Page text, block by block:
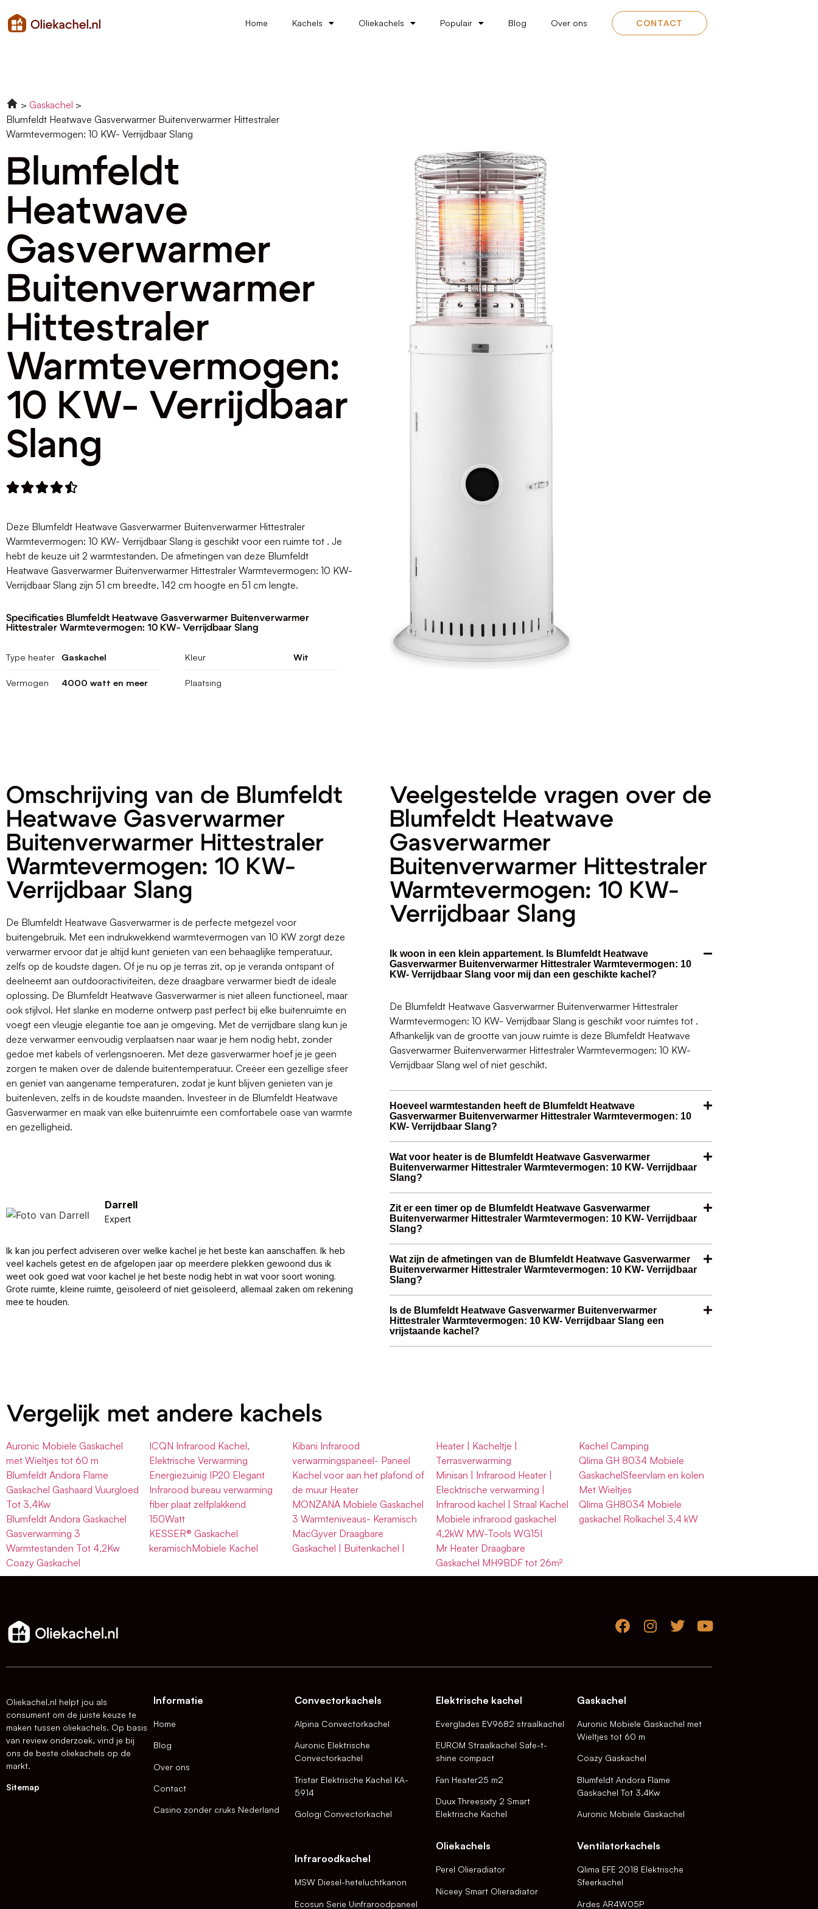
Home Kachels Oliekachels Populair Blog Over ons CONTACT
Gaskachel
Blumfeldt Heatwave Gasverwarmer Buitenverwarmer Hittestraler
Warmtevermogen: 10 KW- Verrijdbaar Slang
Blumfeldt
Heatwave
Gasverwarmer
Buitenverwarmer
Hittestraler
Warmtevermogen:
10 KW- Verrijdbaar
Slang

Deze Blumfeldt Heatwave Gasverwarmer Buitenverwarmer Hittestraler
Warmtevermogen: 10 KW- Verrijdbaar Slang is geschikt voor een ruimte tot . Je
hebt de keuze uit 2 warmtestanden. De afmetingen van deze Blumfeldt
Heatwave Gasverwarmer Buitenverwarmer Hittestraler Warmtevermogen: 10 KW-
Verrijdbaar Slang zijn 51 cm breedte, 142 cm hoogte en 51 cm lengte.
Specificaties Blumfeldt Heatwave Gasverwarmer Buitenverwarmer
Hittestraler Warmtevermogen: 10 KW- Verrijdbaar Slang
Type heater Gaskachel
Vermogen 4000 watt en meer
Kleur Wit
Plaatsing
Omschrijving van de Blumfeldt
Heatwave Gasverwarmer
Buitenverwarmer Hittestraler
Warmtevermogen: 10 KW-
Verrijdbaar Slang
De Blumfeldt Heatwave Gasverwarmer is de perfecte metgezel voor
buitengebruik. Met een indrukwekkend warmtevermogen van 10 KW zorgt deze
verwarmer ervoor dat je altijd kunt genieten van een behaaglijke temperatuur,
zelfs op de koudste dagen. Of je nu op je terras zit, op je veranda ontspant of
deelneemt aan outdooractiviteiten, deze draagbare verwarmer biedt de ideale
oplossing. De Blumfeldt Heatwave Gasverwarmer is niet alleen functioneel, maar
ook stijlvol. Het slanke en moderne ontwerp past perfect bij elke buitenruimte en
voegt een vleugje elegantie toe aan je omgeving. Met de verrijdbare slang kun je
deze verwarmer eenvoudig verplaatsen naar waar je hem nodig hebt, zonder
gedoe met kabels of verlengsnoeren. Met deze gasverwarmer hoef je je geen
zorgen te maken over de dalende buitentemperatuur. Creëer een gezellige sfeer
en geniet van aangename temperaturen, zodat je kunt blijven genieten van je
buitenleven, zelfs in de koudste maanden. Investeer in de Blumfeldt Heatwave
Gasverwarmer en maak van elke buitenruimte een comfortabele oase van warmte
en gezelligheid.
Darrell
Expert
Ik kan jou perfect adviseren over welke kachel je het beste kan aanschaffen. Ik heb
veel kachels getest en de afgelopen jaar op meerdere plekken gewoond dus ik
weet ook goed wat voor kachel je het beste nodig hebt in wat voor soort woning.
Grote ruimte, kleine ruimte, geïsoleerd of niet geïsoleerd, allemaal zaken om rekening
mee te houden.
Veelgestelde vragen over de
Blumfeldt Heatwave
Gasverwarmer
Buitenverwarmer Hittestraler
Warmtevermogen: 10 KW-
Verrijdbaar Slang
Ik woon in een klein appartement. Is Blumfeldt Heatwave
Gasverwarmer Buitenverwarmer Hittestraler Warmtevermogen: 10
KW- Verrijdbaar Slang voor mij dan een geschikte kachel?
De Blumfeldt Heatwave Gasverwarmer Buitenverwarmer Hittestraler
Warmtevermogen: 10 KW- Verrijdbaar Slang is geschikt voor ruimtes tot .
Afhankelijk van de grootte van jouw ruimte is deze Blumfeldt Heatwave
Gasverwarmer Buitenverwarmer Hittestraler Warmtevermogen: 10 KW-
Verrijdbaar Slang wel of niet geschikt.
Hoeveel warmtestanden heeft de Blumfeldt Heatwave
Gasverwarmer Buitenverwarmer Hittestraler Warmtevermogen: 10
KW- Verrijdbaar Slang?
Wat voor heater is de Blumfeldt Heatwave Gasverwarmer
Buitenverwarmer Hittestraler Warmtevermogen: 10 KW- Verrijdbaar
Slang?
Zit er een timer op de Blumfeldt Heatwave Gasverwarmer
Buitenverwarmer Hittestraler Warmtevermogen: 10 KW- Verrijdbaar
Slang?
Wat zijn de afmetingen van de Blumfeldt Heatwave Gasverwarmer
Buitenverwarmer Hittestraler Warmtevermogen: 10 KW- Verrijdbaar
Slang?
Is de Blumfeldt Heatwave Gasverwarmer Buitenverwarmer
Hittestraler Warmtevermogen: 10 KW- Verrijdbaar Slang een
vrijstaande kachel?
Vergelijk met andere kachels
Auronic Mobiele Gaskachel
met Wieltjes tot 60 m
Blumfeldt Andora Flame
Gaskachel Gashaard Vuurgloed
Tot 3,4Kw
Blumfeldt Andora Gaskachel
Gasverwarming 3
Warmtestanden Tot 4,2Kw
Coazy Gaskachel
ICQN Infrarood Kachel,
Elektrische Verwarming
Energiezuinig IP20 Elegant
Infrarood bureau verwarming
fiber plaat zelfplakkend
150Watt
KESSER® Gaskachel
keramischMobiele Kachel
Kibani Infrarood
verwarmingspaneel- Paneel
Kachel voor aan het plafond of
de muur Heater
MONZANA Mobiele Gaskachel
3 Warmteniveaus- Keramisch
MacGyver Draagbare
Gaskachel | Buitenkachel |
Heater | Kacheltje |
Terrasverwarming
Minisan | Infrarood Heater |
Elecktrische verwarming |
Infrarood kachel | Straal Kachel
Mobiele infrarood gaskachel
4,2kW MW-Tools WG15I
Mr Heater Draagbare
Gaskachel MH9BDF tot 26m²
Kachel Camping
Qlima GH 8034 Mobiele
GaskachelSfeervlam en kolen
Met Wieltjes
Qlima GH8034 Mobiele
gaskachel Rolkachel 3,4 kW
Oliekachel.nl helpt jou als
consument om de juiste keuze te
maken tussen oliekachels. Op basis
van review onderzoek, vind je bij
ons de beste oliekachels op de
markt.
Sitemap
Informatie
Home
Blog
Over ons
Contact
Casino zonder cruks Nederland
Convectorkachels
Alpina Convectorkachel
Auronic Elektrische
Convectorkachel
Tristar Elektrische Kachel KA-
5914
Gologi Convectorkachel
Infraroodkachel
MSW Diesel-heteluchtkanon
Ecosun Serie Uinfraroodpaneel
Elektrische kachel
Everglades EV9682 straalkachel
EUROM Straalkachel Safe-t-
shine compact
Fan Heater25 m2
Duux Threesixty 2 Smart
Elektrische Kachel
Oliekachels
Perel Olieradiator
Niceey Smart Olieradiator
Gaskachel
Auronic Mobiele Gaskachel met
Wieltjes tot 60 m
Coazy Gaskachel
Blumfeldt Andora Flame
Gaskachel Tot 3,4Kw
Auronic Mobiele Gaskachel
Ventilatorkachels
Qlima EFE 2018 Elektrische
Sfeerkachel
Ardes AR4W05P